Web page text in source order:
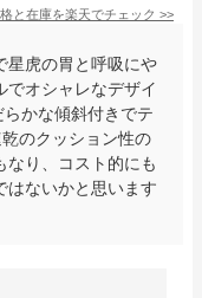
と在庫を楽天でチェック >>
星虎の胃と呼吸にや
でオシャレなデザイ
かな傾斜付きでテ
のクッション性の
なり、コスト的にも
はないかと思います